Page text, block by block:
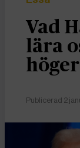
Vad
lära
Publicerad 2